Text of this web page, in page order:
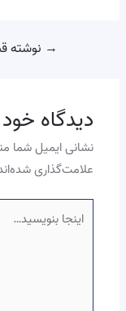
→ نوشته
دیدگاه‌
نشانی ایمیل شما
علامت‌گذاری
بنویسید…